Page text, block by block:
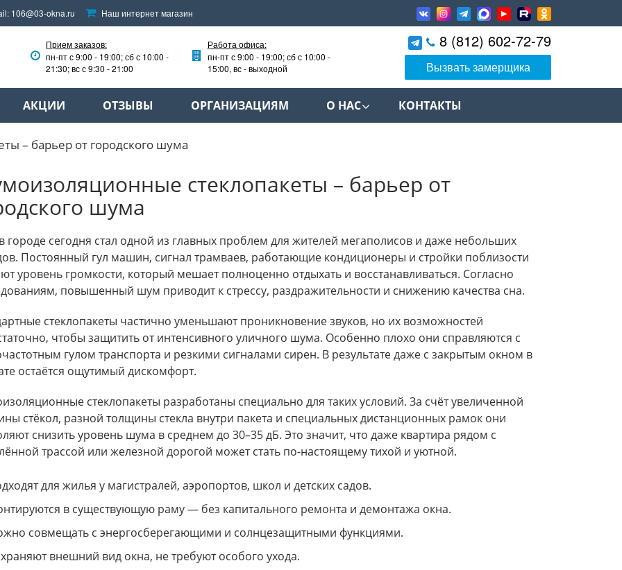
106@03-okna.ru Наш интернет магазин
Прием заказов:
пн-пт с 9:00 - 19:00; сб с 10:00 -
21:30; вс с 9:30 - 21:00
Работа офиса:
пн-пт с 9:00 - 19:00; сб с 10:00 -
15:00, вс - выходной
8 (812) 602-72-79
Вызвать замерщика
АКЦИИ ОТЗЫВЫ ОРГАНИЗАЦИЯМ О НАС КОНТАКТЫ
– барьер от городского шума
стеклопакеты – барьер от
шума
сегодня стал одной из главных проблем для жителей мегаполисов и даже небольших
Постоянный гул машин, сигнал трамваев, работающие кондиционеры и стройки поблизости
уровень громкости, который мешает полноценно отдыхать и восстанавливаться. Согласно
повышенный шум приводит к стрессу, раздражительности и снижению качества сна.
стеклопакеты частично уменьшают проникновение звуков, но их возможностей
чтобы защитить от интенсивного уличного шума. Особенно плохо они справляются с
гулом транспорта и резкими сигналами сирен. В результате даже с закрытым окном в
остаётся ощутимый дискомфорт.
стеклопакеты разработаны специально для таких условий. За счёт увеличенной
стёкол, разной толщины стекла внутри пакета и специальных дистанционных рамок они
снизить уровень шума в среднем до 30–35 дБ. Это значит, что даже квартира рядом с
трассой или железной дорогой может стать по-настоящему тихой и уютной.
для жилья у магистралей, аэропортов, школ и детских садов.
в существующую раму — без капитального ремонта и демонтажа окна.
совмещать с энергосберегающими и солнцезащитными функциями.
внешний вид окна, не требуют особого ухода.